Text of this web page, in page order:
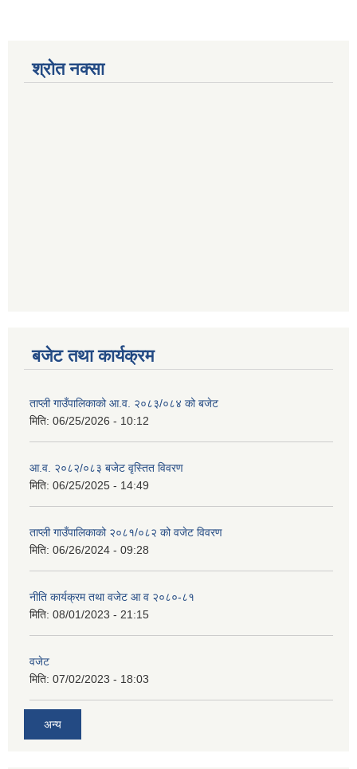
श्रोत नक्सा
बजेट तथा कार्यक्रम
ताप्ली गाउँपालिकाको आ.व. २०८३/०८४ को बजेट
मिति: 06/25/2026 - 10:12
आ.व. २०८२/०८३ बजेट वृस्तित विवरण
मिति: 06/25/2025 - 14:49
ताप्ली गाउँपालिकाको २०८१/०८२ को वजेट विवरण
मिति: 06/26/2024 - 09:28
नीति कार्यक्रम तथा वजेट आ व २०८०-८१
मिति: 08/01/2023 - 21:15
वजेट
मिति: 07/02/2023 - 18:03
अन्य